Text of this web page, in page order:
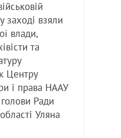
заході взяли
влади,
та
Центру
і права НААУ
Ради
Уляна